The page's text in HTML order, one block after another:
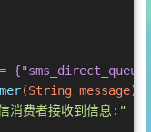
(Queue
(String message)
消费者接收到信息:"